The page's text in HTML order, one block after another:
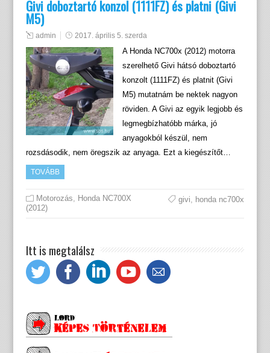
Givi doboztartó konzol (1111FZ) és platni (Givi
M5)
admin 2017. április 5. szerda
A Honda NC700x (2012) motorra
szerelhető Givi hátsó doboztartó
konzolt (1111FZ) és platnit (Givi
M5) mutatnám be nektek nagyon
röviden. A Givi az egyik legjobb és
legmegbízhatóbb márka, jó
anyagokból készül, nem
rozsdásodik, nem öregszik az anyaga. Ezt a kiegészítőt…
TOVÁBB
Motorozás, Honda NC700X
(2012)
givi, honda nc700x
Itt is megtalálsz